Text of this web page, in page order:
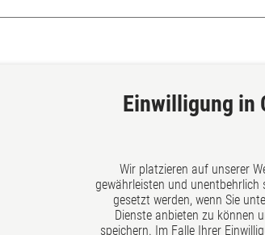
Einwilligung in
Wir platzieren auf unserer
gewährleisten und unentbehrlich
gesetzt werden, wenn Sie
Dienste anbieten zu können
speichern. Im Falle Ihrer